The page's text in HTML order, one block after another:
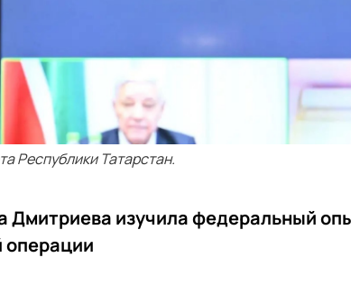
Республики Татарстан.
изучила федеральный
операции